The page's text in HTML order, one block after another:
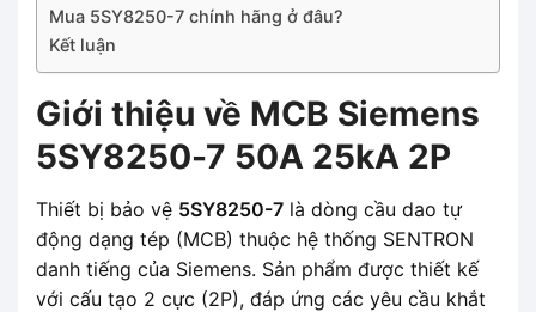
Mua 5SY8250-7 chính hãng ở đâu?
Kết luận
Giới thiệu về MCB Siemens
5SY8250-7 50A 25kA 2P
Thiết bị bảo vệ 5SY8250-7 là dòng cầu dao tự
động dạng tép (MCB) thuộc hệ thống SENTRON
danh tiếng của Siemens. Sản phẩm được thiết kế
với cấu tạo 2 cực (2P), đáp ứng các yêu cầu khắt